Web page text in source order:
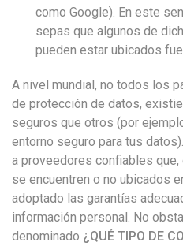
como Google). En este
sepas que algunos de
pueden estar ubicados
A nivel mundial, no todos los
de protección de datos,
seguros que otros (por
entorno seguro para tus
a proveedores confiables
se encuentren o no ubicados
adoptado las garantías
información personal. No
denominado ¿QUÉ TIPO DE